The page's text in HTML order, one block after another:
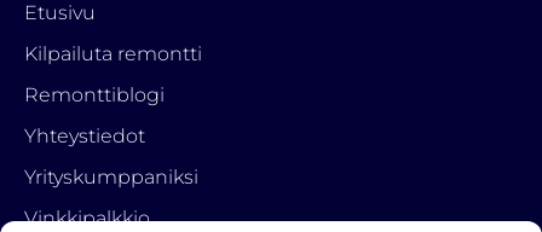
Etusivu
Kilpailuta remontti
Remonttiblogi
Yhteystiedot
Yrityskumppaniksi
Vinkkipalkkio